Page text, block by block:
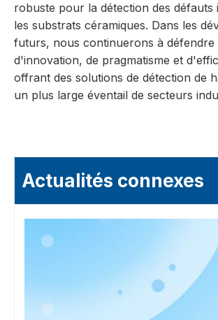
robuste pour la détection des défauts
les substrats céramiques. Dans les
futurs, nous continuerons à défendre
d'innovation, de pragmatisme et
offrant des solutions de détection de
un plus large éventail de secteurs
Actualités connexes